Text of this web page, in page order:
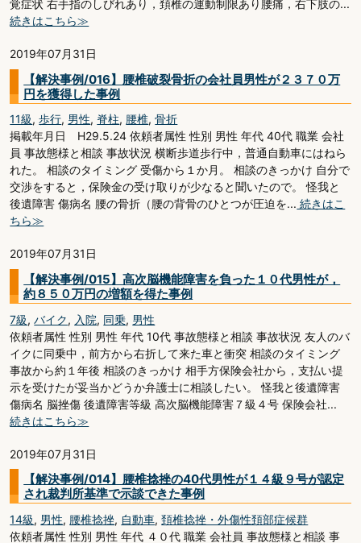
覚症状 右手指のしびれあり，頚椎の運動制限あり腰痛，右下肢の...
続きはこちら≫
2019年07月31日
【解決事例/016】腰椎破裂骨折の会社員男性が２３７０万
円を獲得した事例
11級,歩行, 男性,脊柱, 腰椎,骨折
掲載年月日 H29.5.24 依頼者属性 性別 男性 年代 40代 職業 会社
員 事故態様と相談 事故状況 横断歩道歩行中，普通自動車にはねら
れた。 相談のタイミング 受傷から１か月。 相談のきっかけ 自分で
交渉をすると，保険金の受け取りが少なると聞いたので。 怪我と
後遺障害 傷病名 腰の骨折（腰の背骨のひとつが圧迫を... 続きはこ
ちら≫
2019年07月31日
【解決事例/015】高次脳機能障害を負った１０代男性が，
約８５０万円の増額を得た事例
7級,バイク, 入院, 同乗, 男性
依頼者属性 性別 男性 年代 10代 事故態様と相談 事故状況 友人のバ
イクに同乗中，前方から右折して来た車と衝突 相談のタイミング
事故から約１年後 相談のきっかけ 相手方保険会社から，支払い提
示を受けたが妥当かどうか弁護士に相談したい。 怪我と後遺障害
傷病名 脳挫傷 後遺障害等級 高次脳機能障害７級４号 保険会社...
続きはこちら≫
2019年07月31日
【解決事例/014】腰椎捻挫の40代男性が１４級９号が認定
され裁判所基準で示談できた事例
14級, 男性, 腰椎捻挫, 自動車,頚椎捻挫・外傷性頚部症候群
依頼者属性 性別 男性 年代 ４０代 職業 会社員 事故態様と相談 事